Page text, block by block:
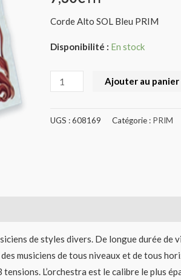
Corde Alto SOL Bleu PRIM
Disponibilité : En stock
Ajouter au panier
UGS :608169 Catégorie : PRIM
de styles divers. De longue durée de
musiciens de tous niveaux et de tous
L’orchestra est le calibre le plus